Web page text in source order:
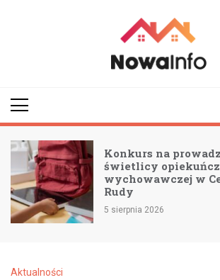
Konkurs na prowadzenie
świetlicy opiekuńczo-
wychowawczej w Centrum
Rudy
5 sierpnia 2026
Aktualności